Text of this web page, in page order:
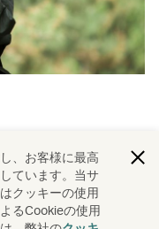
テク、ファッショ
ピングを思う存分楽
ガイドです。
、お客様に最高
ています。当サ
クッキーの使用
るCookieの使用